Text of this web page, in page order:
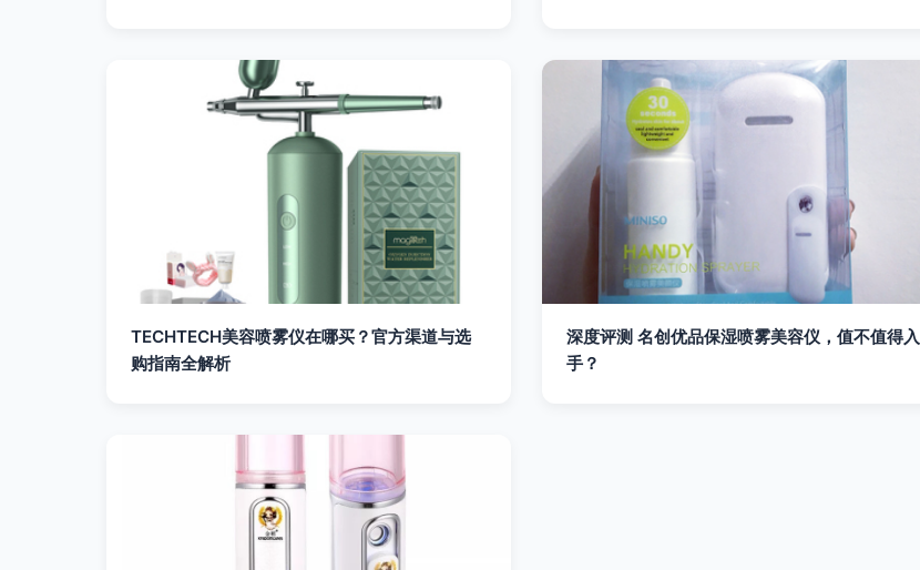
TECHTECH美容喷雾仪在哪买？官方渠道与选
购指南全解析
深度评测 名创优品保湿喷雾美容仪，值不值得入
手？